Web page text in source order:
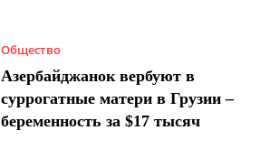
Общество
Азербайджанок вербуют в
суррогатные матери в Грузии –
беременность за $17 тысяч